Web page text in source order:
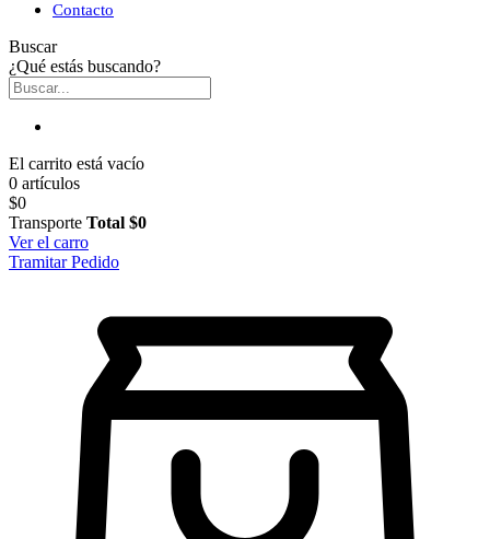
Contacto
Buscar
¿Qué estás buscando?
El carrito está vacío
0 artículos
$0
Transporte Total $0
Ver el carro
Tramitar Pedido